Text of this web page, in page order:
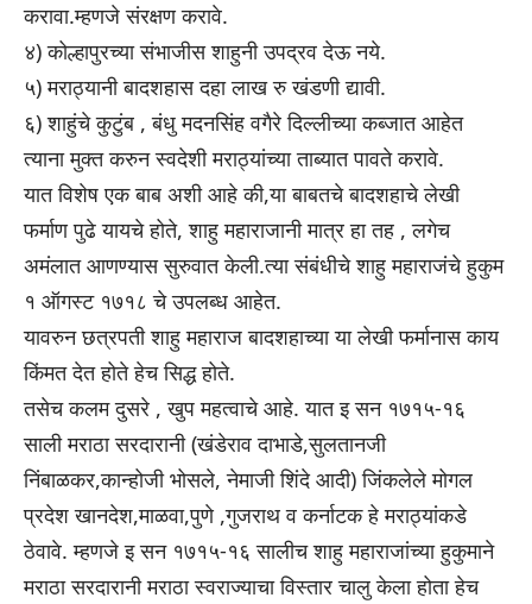
करावा.म्हणजे संरक्षण करावे.
४) कोल्हापुरच्या संभाजीस शाहुनी उपद्रव देऊ नये.
५) मराठ्यानी बादशहास दहा लाख रु खंडणी द्यावी.
६) शाहुंचे कुटुंब , बंधु मदनसिंह वगैरे दिल्लीच्या कब्जात आहेत
त्याना मुक्त करुन स्वदेशी मराठ्यांच्या ताब्यात पावते करावे.
यात विशेष एक बाब अशी आहे की,या बाबतचे बादशहाचे लेखी
फर्माण पुढे यायचे होते, शाहु महाराजानी मात्र हा तह , लगेच
अमंलात आणण्यास सुरुवात केली.त्या संबंधीचे शाहु महाराजंचे हुकुम
१ ऑगस्ट १७१८ चे उपलब्ध आहेत.
यावरुन छत्रपती शाहु महाराज बादशहाच्या या लेखी फर्मानास काय
किंमत देत होते हेच सिद्ध होते.
तसेच कलम दुसरे , खुप महत्वाचे आहे. यात इ सन १७१५-१६
साली मराठा सरदारानी (खंडेराव दाभाडे,सुलतानजी
निंबाळकर,कान्होजी भोसले, नेमाजी शिंदे आदी) जिंकलेले मोगल
प्रदेश खानदेश,माळवा,पुणे ,गुजराथ व कर्नाटक हे मराठ्यांकडे
ठेवावे. म्हणजे इ सन १७१५-१६ सालीच शाहु महाराजांच्या हुकुमाने
मराठा सरदारानी मराठा स्वराज्याचा विस्तार चालु केला होता हेच